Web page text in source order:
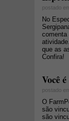
postado
No
comenta
que as
Confira!
Você
postado
O
são
são